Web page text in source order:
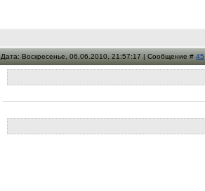
Дата: Воскресенье, 06.06.2010, 21:57:17 | Сообщение #45